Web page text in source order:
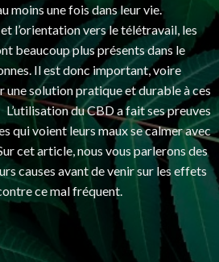
moins une fois dans leur vie.
l’orientation vers le télétravail, les
beaucoup plus présents dans le
Il est donc important, voire
une solution pratique et durable à ces
du CBD a fait ses preuves
qui voient leurs maux se calmer avec
cet article, nous vous parlerons des
causes avant de venir sur les effets
ce mal fréquent.